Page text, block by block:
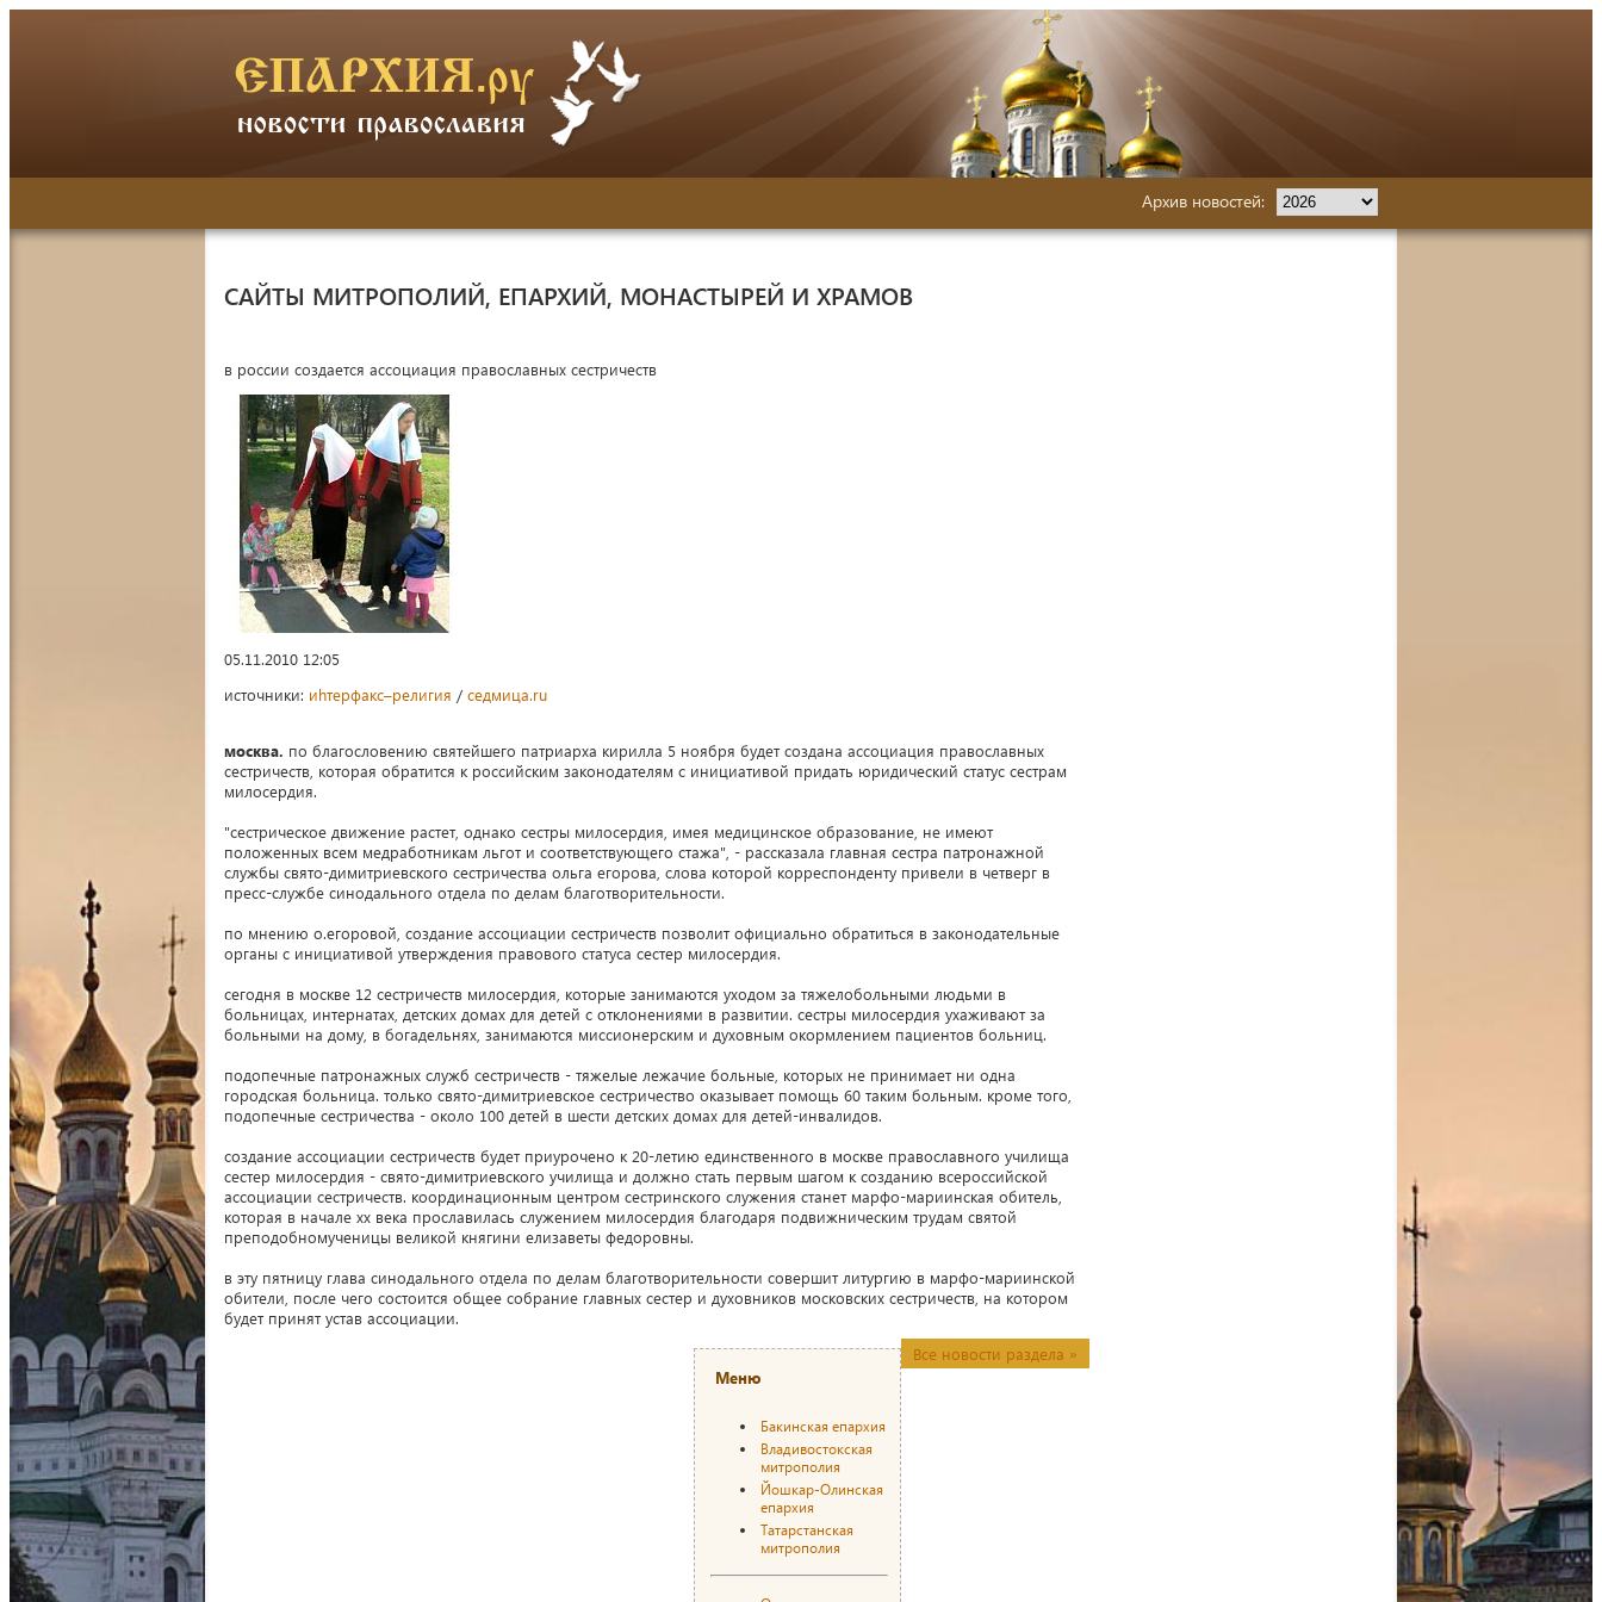
Архив новостей:
САЙТЫ МИТРОПОЛИЙ, ЕПАРХИЙ, МОНАСТЫРЕЙ И ХРАМОВ
в россии создается ассоциация православных сестричеств
05.11.2010 12:05
источники: иhтерфакс–религия / седмица.ru
москва. по благословению святейшего патриарха кирилла 5 ноября будет создана ассоциация православных
сестричеств, которая обратится к российским законодателям с инициативой придать юридический статус сестрам
милосердия.
"сестрическое движение растет, однако сестры милосердия, имея медицинское образование, не имеют
положенных всем медработникам льгот и соответствующего стажа", - рассказала главная сестра патронажной
службы свято-димитриевского сестричества ольга егорова, слова которой корреспонденту привели в четверг в
пресс-службе синодального отдела по делам благотворительности.
по мнению о.егоровой, создание ассоциации сестричеств позволит официально обратиться в законодательные
органы с инициативой утверждения правового статуса сестер милосердия.
сегодня в москве 12 сестричеств милосердия, которые занимаются уходом за тяжелобольными людьми в
больницах, интернатах, детских домах для детей с отклонениями в развитии. сестры милосердия ухаживают за
больными на дому, в богадельнях, занимаются миссионерским и духовным окормлением пациентов больниц.
подопечные патронажных служб сестричеств - тяжелые лежачие больные, которых не принимает ни одна
городская больница. только свято-димитриевское сестричество оказывает помощь 60 таким больным. кроме того,
подопечные сестричества - около 100 детей в шести детских домах для детей-инвалидов.
создание ассоциации сестричеств будет приурочено к 20-летию единственного в москве православного училища
сестер милосердия - свято-димитриевского училища и должно стать первым шагом к созданию всероссийской
ассоциации сестричеств. координационным центром сестринского служения станет марфо-мариинская обитель,
которая в начале xx века прославилась служением милосердия благодаря подвижническим трудам святой
преподобномученицы великой княгини елизаветы федоровны.
в эту пятницу глава синодального отдела по делам благотворительности совершит литургию в марфо-мариинской
обители, после чего состоится общее собрание главных сестер и духовников московских сестричеств, на котором
будет принят устав ассоциации.
Все новости раздела »
Меню
Бакинская епархия
Владивостокская
митрополия
Йошкар-Олинская
епархия
Татарстанская
митрополия